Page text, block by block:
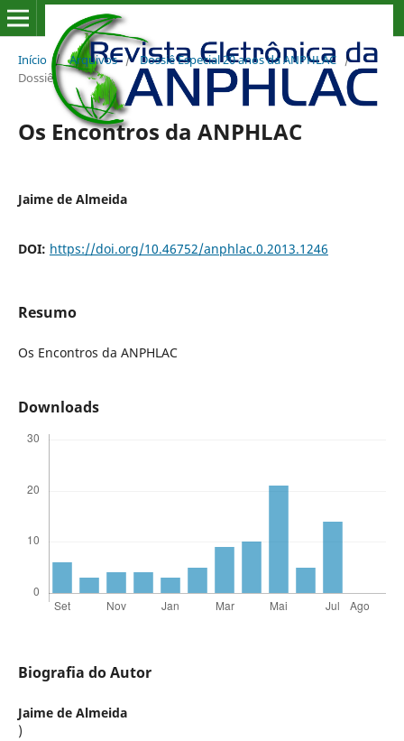
Início / Arquivos / Dossiê Especial 20 anos da ANPHLAC /
Dossiê
Os Encontros da ANPHLAC
Jaime de Almeida
DOI: https://doi.org/10.46752/anphlac.0.2013.1246
Resumo
Os Encontros da ANPHLAC
Downloads
Biografia do Autor
Jaime de Almeida
)